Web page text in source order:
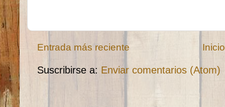
Entrada más reciente Inicio
Suscribirse a: Enviar comentarios (Atom)